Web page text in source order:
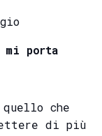
mi porta
che
di più